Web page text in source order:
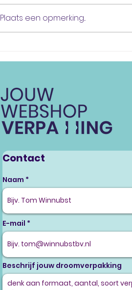
uitstraling met foliedruk!
Plaats een opmerking...
Contact
Naam
E-mail
Beschrijf jouw droomverpakking